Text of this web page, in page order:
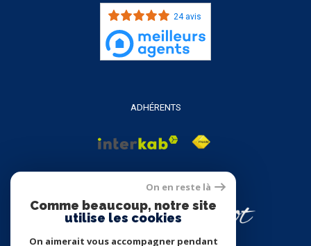
24 avis
ADHÉRENTS
On en reste là
Comme beaucoup, notre site
utilise les cookies
On aimerait vous accompagner pendant